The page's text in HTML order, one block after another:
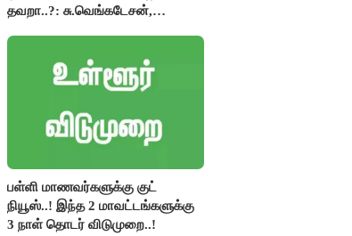
தவறா..?: சு.வெங்கடேசன்,
பள்ளி மாணவர்களுக்கு குட்
நியூஸ்..! இந்த 2 மாவட்டங்களுக்கு
3 நாள் தொடர் விடுமுறை..!